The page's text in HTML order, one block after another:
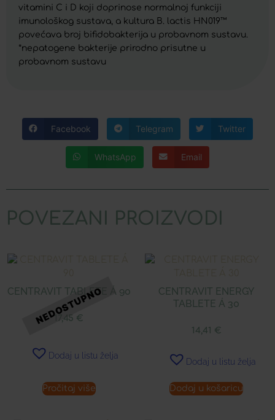
vitamini C i D koji doprinose normalnoj funkciji
imunološkog sustava, a kultura B. lactis HN019™
povećava broj bifidobakterija u probavnom sustavu.
*nepatogene bakterije prirodno prisutne u
probavnom sustavu
Facebook Telegram Twitter
WhatsApp Email
POVEZANI PROIZVODI
CENTRAVIT TABLETE Á 90
17,45 €
Dodaj u listu želja
Pročitaj više
CENTRAVIT ENERGY
TABLETE Á 30
14,41 €
Dodaj u listu želja
Dodaj u košaricu